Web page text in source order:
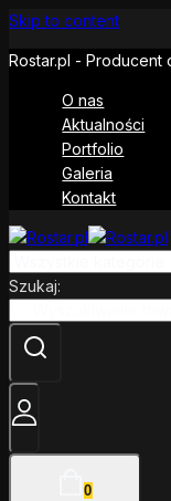
Skip to content
Rostar.pl - Producent
O nas
Aktualności
Portfolio
Galeria
Kontakt
Szukaj:
0